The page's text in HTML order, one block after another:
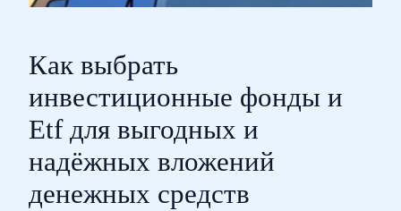
Как выбрать
инвестиционные фонды и
Etf для выгодных и
надёжных вложений
денежных средств